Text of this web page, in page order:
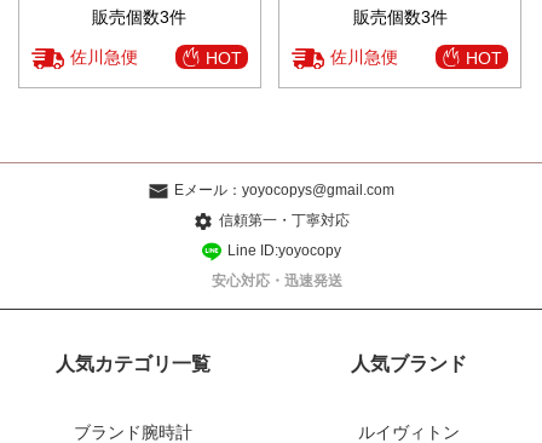
販売個数3件
佐川急便 HOT
販売個数3件
佐川急便 HOT
Eメール： yoyocopys@gmail.com
信頼第一・丁寧対応
Line ID:yoyocopy
安心対応・迅速発送
人気カテゴリ一覧
ブランド腕時計
人気ブランド
ルイヴィトン